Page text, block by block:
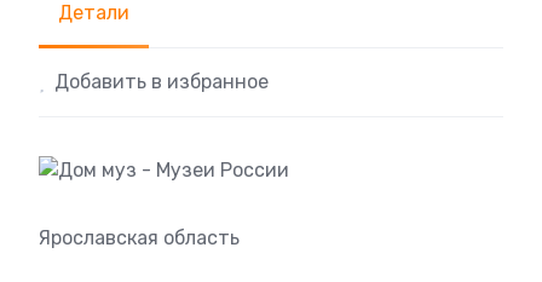
Детали
Добавить в избранное
Ярославская область